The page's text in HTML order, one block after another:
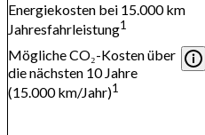
Energiekosten bei 15.000 km
Jahresfahrleistung1
Mögliche CO₂-Kosten über
die nächsten 10 Jahre
(15.000 km/Jahr)1